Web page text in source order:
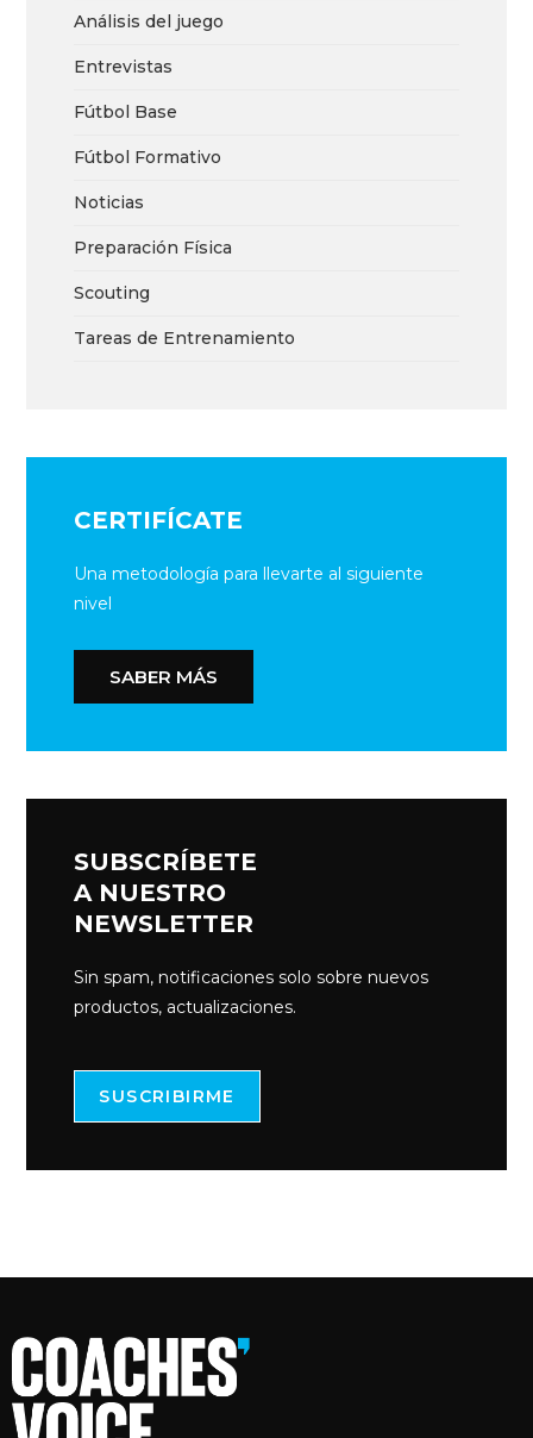
Análisis del juego
Entrevistas
Fútbol Base
Fútbol Formativo
Noticias
Preparación Física
Scouting
Tareas de Entrenamiento
CERTIFÍCATE
Una metodología para llevarte al siguiente
nivel
SABER MÁS
SUBSCRÍBETE
A NUESTRO
NEWSLETTER
Sin spam, notificaciones solo sobre nuevos
productos, actualizaciones.
SUSCRIBIRME